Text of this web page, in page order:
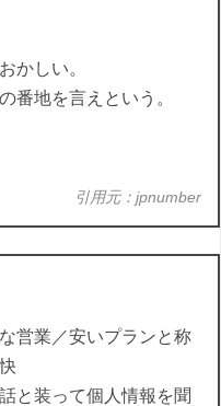
かしい。
番地を言えという。
引用元：jpnumber
営業／安いプランと称
と装って個人情報を聞